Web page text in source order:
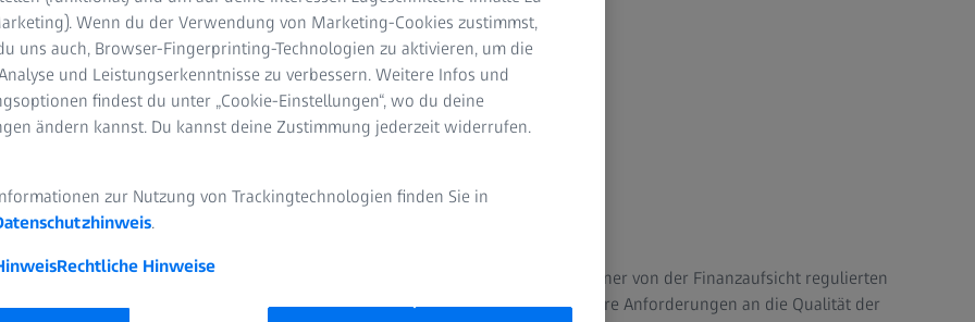
European Commodity Clearing AG (ECC) einerseits bei
bei einer Reihe von internationalen Projekten im
sowie bei der Anbindung neuer Märkte.
Da die Tests unter den Vorgaben der ECC als einer von der Finanzaufsicht regulierten
Bank durchgeführt werden, bestehen besondere Anforderungen an die Qualität der
Wenn du der Verwendung von Marketing-Cookies zustimmst,
uns auch, Browser-Fingerprinting-Technologien zu aktivieren, um die
und Leistungserkenntnisse zu verbessern. Weitere Infos und
findest du unter „Cookie-Einstellungen“, wo du deine
ändern kannst. Du kannst deine Zustimmung jederzeit widerrufen.
zur Nutzung von Trackingtechnologien finden Sie in
.
Rechtliche Hinweise